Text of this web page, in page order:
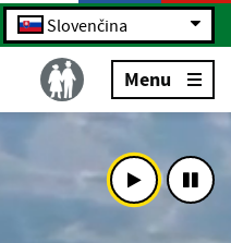
Slovenčina
Menu